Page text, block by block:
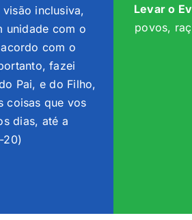
inclusiva,
unidade com o
com o
fazei
Pai, e do Filho,
coisas que vos
dias, até a
20)
Levar o
povos,